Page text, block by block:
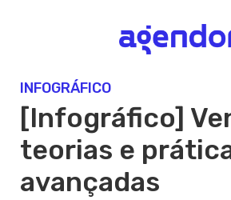
INFOGRÁFICO
[Infográfico]
teorias e
avançadas